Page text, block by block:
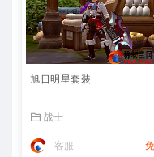
旭日明星套装
战士
客服